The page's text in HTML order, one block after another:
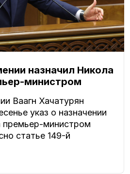
назначил Никола
министром
Ваагн Хачатурян
указ о назначении
министром
статье 149-й